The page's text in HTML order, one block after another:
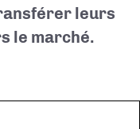
leurs
le marché.